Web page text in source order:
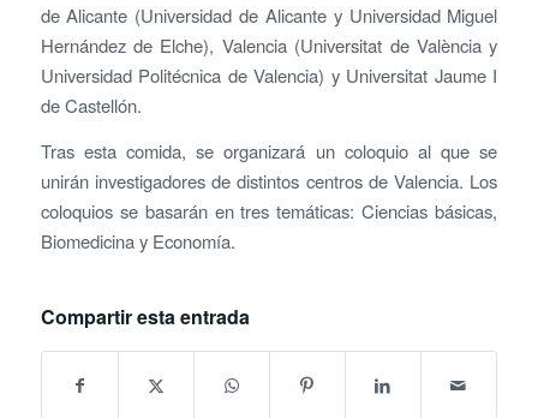
de Alicante (Universidad de Alicante y Universidad Miguel
Hernández de Elche), Valencia (Universitat de València y
Universidad Politécnica de Valencia) y Universitat Jaume I
de Castellón.
Tras esta comida, se organizará un coloquio al que se
unirán investigadores de distintos centros de Valencia. Los
coloquios se basarán en tres temáticas: Ciencias básicas,
Biomedicina y Economía.
Compartir esta entrada